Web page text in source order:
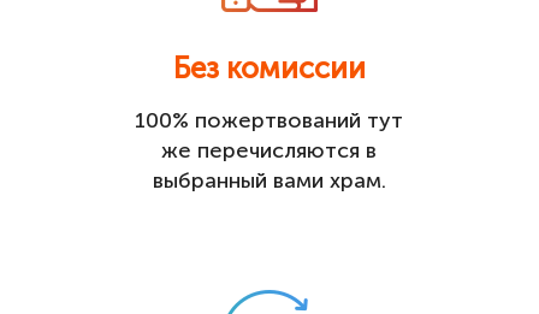
Без комиссии
100% пожертвований тут
же перечисляются в
выбранный вами храм.